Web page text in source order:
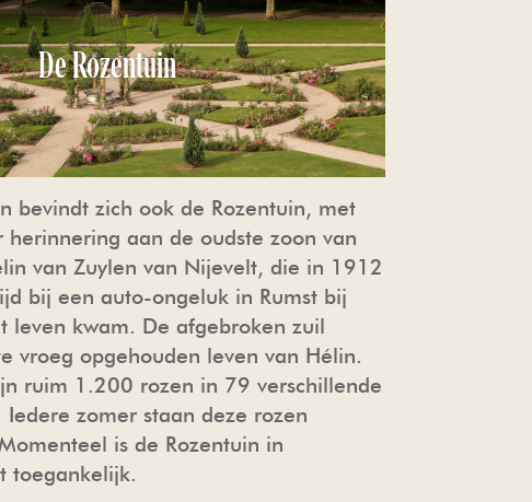
De Rozentuin
bevindt zich ook de Rozentuin, met
aan de oudste zoon van
van Zuylen van Nijevelt, die in 1912
bij een auto-ongeluk in Rumst bij
leven kwam. De afgebroken zuil
vroeg opgehouden leven van Hélin.
ruim 1.200 rozen in 79 verschillende
zomer staan deze rozen
is de Rozentuin in
toegankelijk.